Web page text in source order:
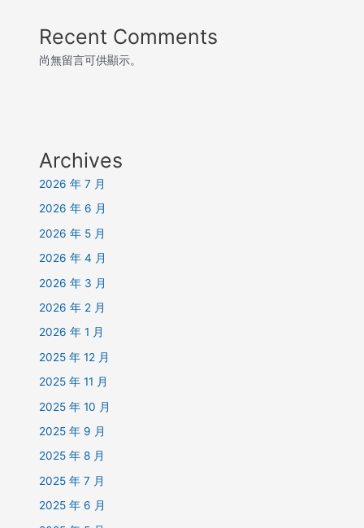
Recent Comments
尚無留言可供顯示。
Archives
2026 年 7 月
2026 年 6 月
2026 年 5 月
2026 年 4 月
2026 年 3 月
2026 年 2 月
2026 年 1 月
2025 年 12 月
2025 年 11 月
2025 年 10 月
2025 年 9 月
2025 年 8 月
2025 年 7 月
2025 年 6 月